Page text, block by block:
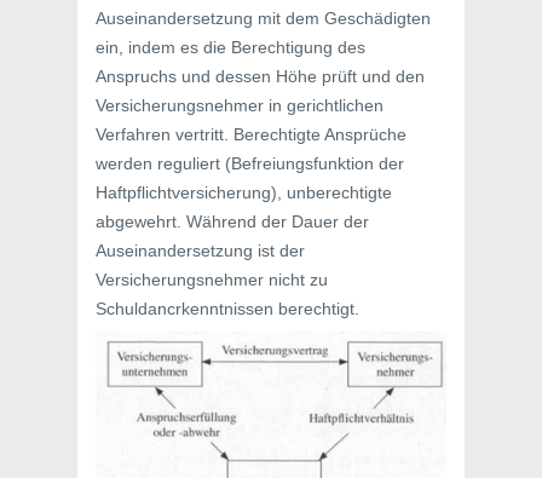
Auseinandersetzung mit dem Geschädigten
ein, indem es die Berechtigung des
Anspruchs und dessen Höhe prüft und den
Versicherungsnehmer in gerichtlichen
Verfahren vertritt. Berechtigte Ansprüche
werden reguliert (Befreiungsfunktion der
Haftpflichtversicherung), unberechtigte
abgewehrt. Während der Dauer der
Auseinandersetzung ist der
Versicherungsnehmer nicht zu
Schuldancrkenntnissen berechtigt.